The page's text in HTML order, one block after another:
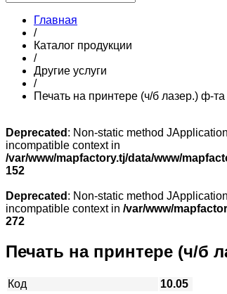
Главная
/
Каталог продукции
/
Другие услуги
/
Печать на принтере (ч/б лазер.) ф-
Deprecated : Non-static method
incompatible context in
/var/www/mapfactory.tj/data/www/
152
Deprecated : Non-static method
incompatible context in /var/www/
272
Печать на принтере (ч/б
Код
10.05